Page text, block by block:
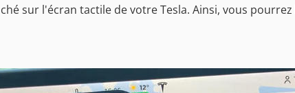
sur l'écran tactile de votre Tesla. Ainsi, vous pourrez